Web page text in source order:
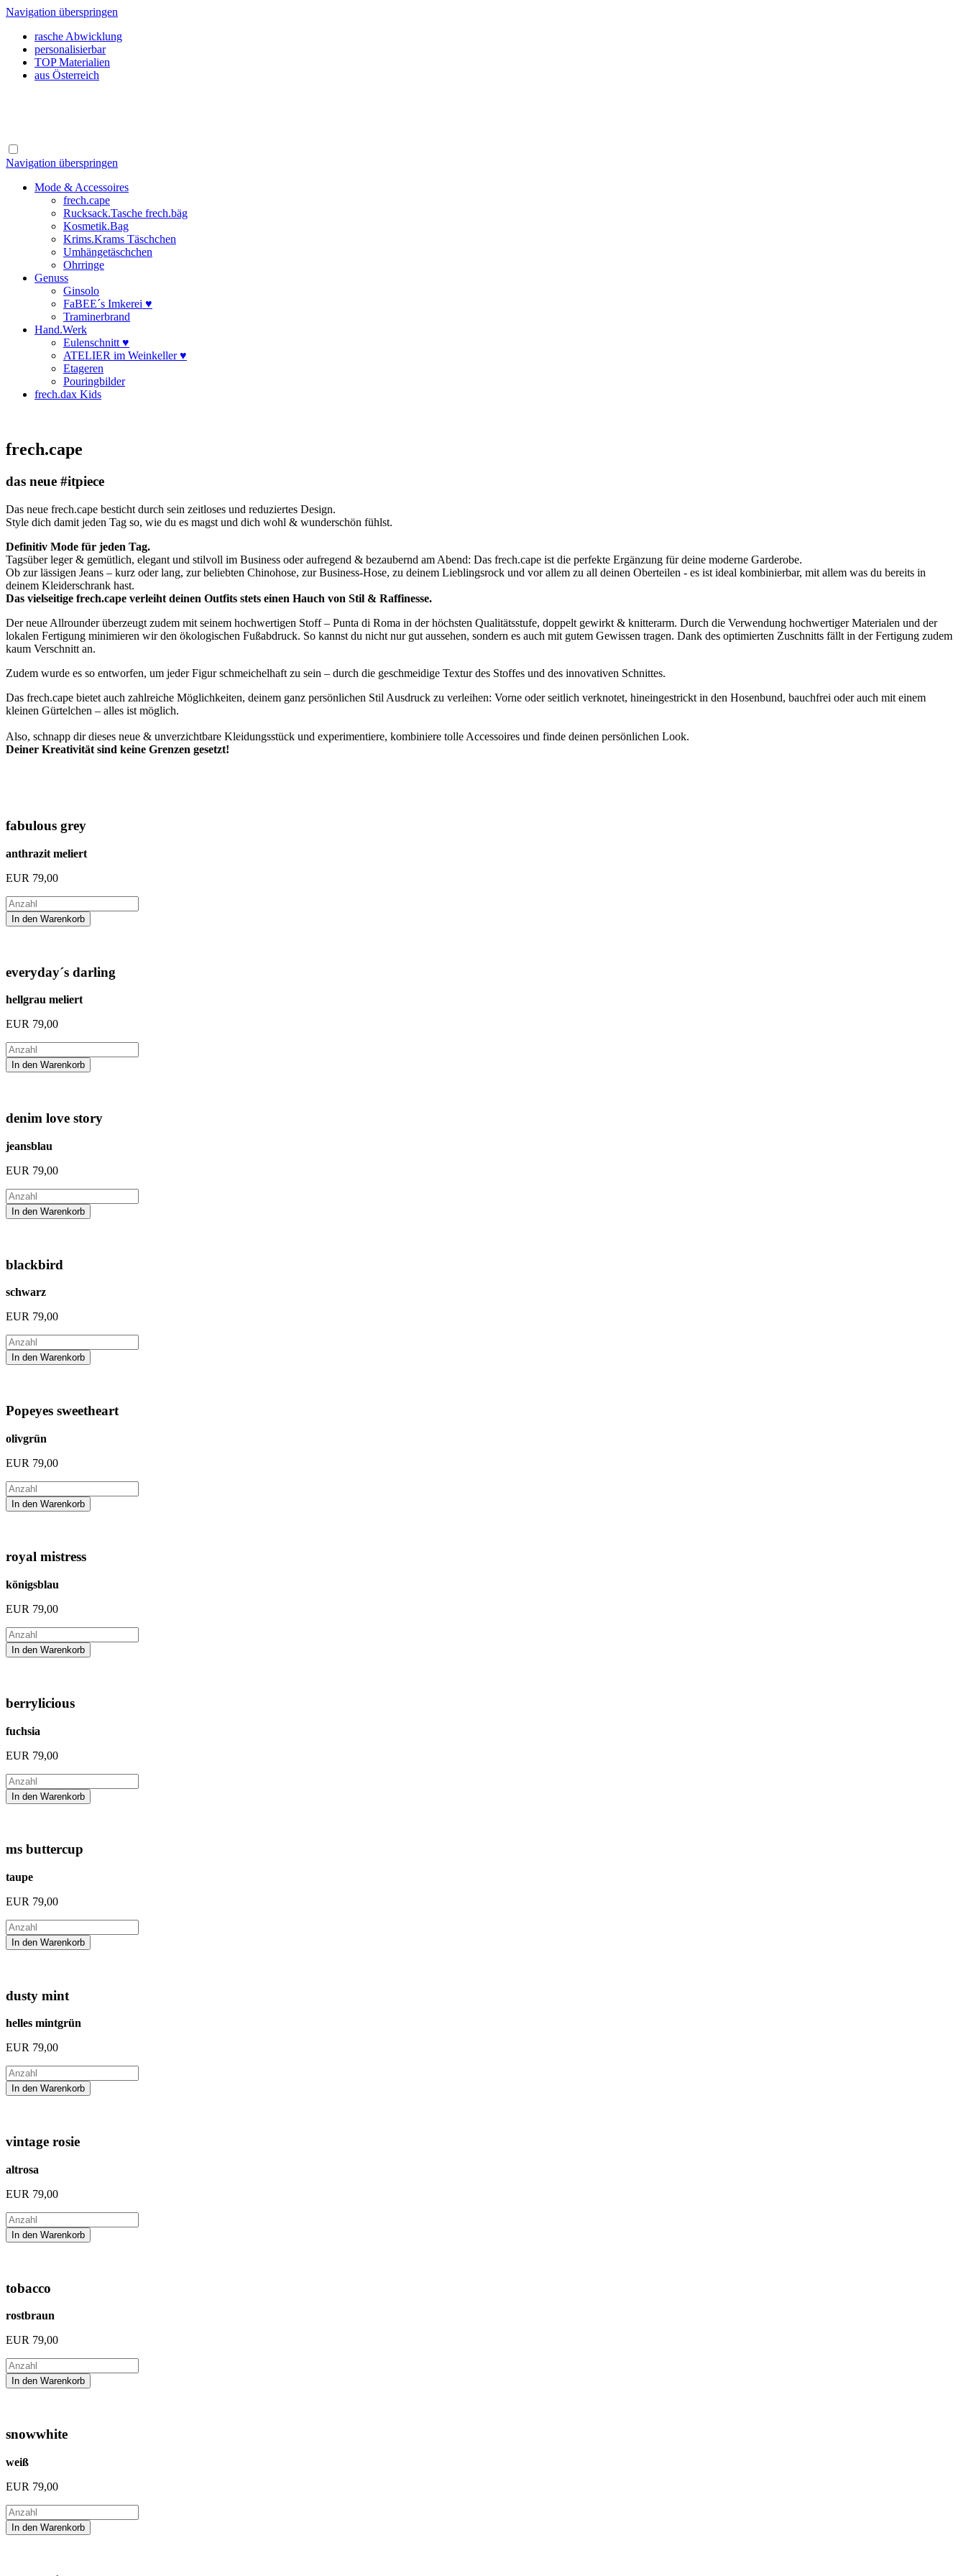
Navigation überspringen
rasche Abwicklung
personalisierbar
TOP Materialien
aus Österreich
Navigation überspringen
Mode & Accessoires
frech.cape
Rucksack.Tasche frech.bäg
Kosmetik.Bag
Krims.Krams Täschchen
Umhängetäschchen
Ohrringe
Genuss
Ginsolo
FaBEE´s Imkerei ♥
Traminerbrand
Hand.Werk
Eulenschnitt ♥
ATELIER im Weinkeller ♥
Etageren
Pouringbilder
frech.dax Kids
frech.cape
das neue #itpiece
Das neue frech.cape besticht durch sein zeitloses und reduziertes Design.
Style dich damit jeden Tag so, wie du es magst und dich wohl & wunderschön fühlst.
Definitiv Mode für jeden Tag.
Tagsüber leger & gemütlich, elegant und stilvoll im Business oder aufregend & bezaubernd am Abend: Das frech.cape ist die perfekte Ergänzung für deine moderne Garderobe.
Ob zur lässigen Jeans – kurz oder lang, zur beliebten Chinohose, zur Business-Hose, zu deinem Lieblingsrock und vor allem zu all deinen Oberteilen - es ist ideal kombinierbar, mit allem was du bereits in
deinem Kleiderschrank hast.
Das vielseitige frech.cape verleiht deinen Outfits stets einen Hauch von Stil & Raffinesse.
Der neue Allrounder überzeugt zudem mit seinem hochwertigen Stoff – Punta di Roma in der höchsten Qualitätsstufe, doppelt gewirkt & knitterarm. Durch die Verwendung hochwertiger Materialen und der
lokalen Fertigung minimieren wir den ökologischen Fußabdruck. So kannst du nicht nur gut aussehen, sondern es auch mit gutem Gewissen tragen. Dank des optimierten Zuschnitts fällt in der Fertigung zudem
kaum Verschnitt an.
Zudem wurde es so entworfen, um jeder Figur schmeichelhaft zu sein – durch die geschmeidige Textur des Stoffes und des innovativen Schnittes.
Das frech.cape bietet auch zahlreiche Möglichkeiten, deinem ganz persönlichen Stil Ausdruck zu verleihen: Vorne oder seitlich verknotet, hineingestrickt in den Hosenbund, bauchfrei oder auch mit einem
kleinen Gürtelchen – alles ist möglich.
Also, schnapp dir dieses neue & unverzichtbare Kleidungsstück und experimentiere, kombiniere tolle Accessoires und finde deinen persönlichen Look.
Deiner Kreativität sind keine Grenzen gesetzt!
fabulous grey
anthrazit meliert
EUR 79,00
everyday´s darling
hellgrau meliert
EUR 79,00
denim love story
jeansblau
EUR 79,00
blackbird
schwarz
EUR 79,00
Popeyes sweetheart
olivgrün
EUR 79,00
royal mistress
königsblau
EUR 79,00
berrylicious
fuchsia
EUR 79,00
ms buttercup
taupe
EUR 79,00
dusty mint
helles mintgrün
EUR 79,00
vintage rosie
altrosa
EUR 79,00
tobacco
rostbraun
EUR 79,00
snowwhite
weiß
EUR 79,00